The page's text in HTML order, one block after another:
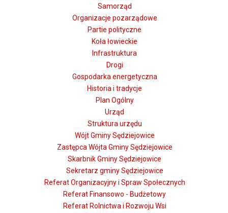
Samorząd
Organizacje pozarządowe
Partie polityczne
Koła łowieckie
Infrastruktura
Drogi
Gospodarka energetyczna
Historia i tradycje
Plan Ogólny
Urząd
Struktura urzędu
Wójt Gminy Sędziejowice
Zastępca Wójta Gminy Sędziejowice
Skarbnik Gminy Sędziejowice
Sekretarz gminy Sędziejowice
Referat Organizacyjny i Spraw Społecznych
Referat Finansowo - Budżetowy
Referat Rolnictwa i Rozwoju Wsi